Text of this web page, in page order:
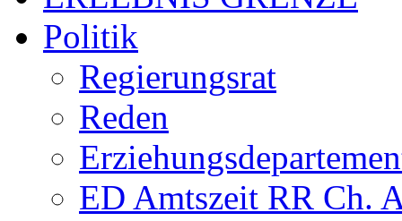
Politik
Regierungsrat
Reden
ED Amtszeit RR Ch.